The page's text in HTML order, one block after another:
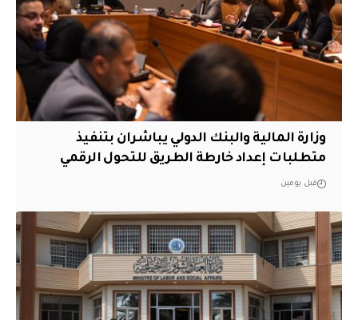
وزارة المالية والبنك الدولي يباشران بتنفيذ
متطلبات إعداد خارطة الطريق للتحول الرقمي
قبل يومين